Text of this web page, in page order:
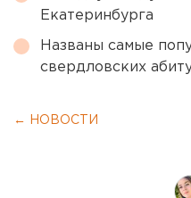
Екатеринбурга
Названы самые
свердловских
← НОВОСТИ